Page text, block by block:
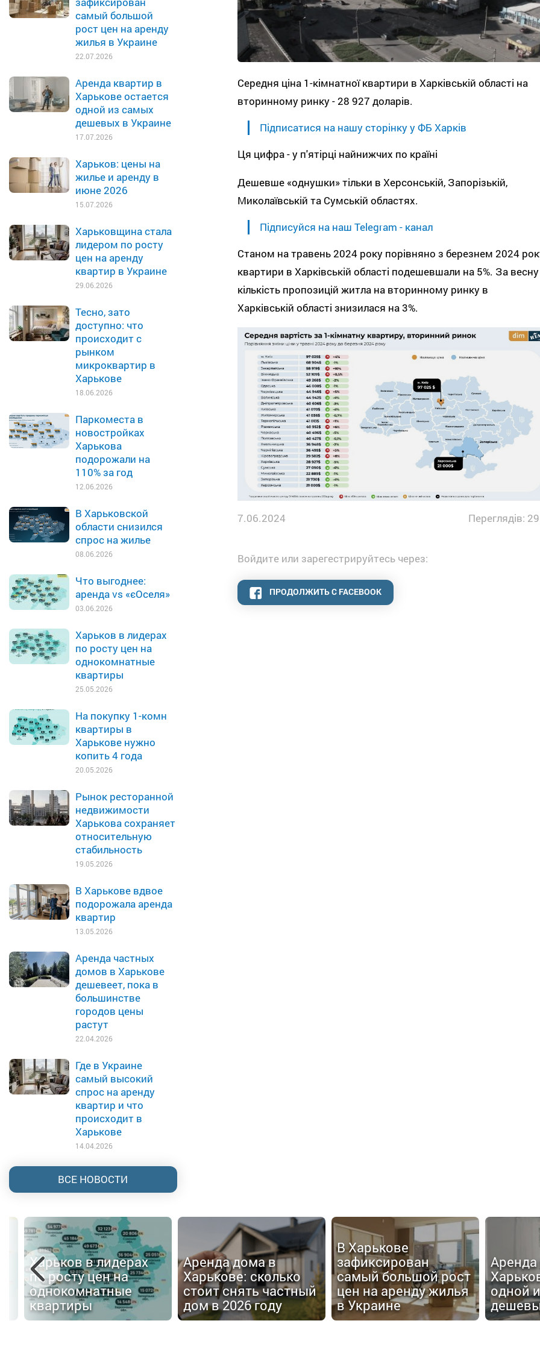
самый большой
рост цен на аренду
жилья в Украине
22.07.2026
Аренда квартир в
Харькове остается
одной из самых
дешевых в Украине
17.07.2026
Харьков: цены на
жилье и аренду в
июне 2026
15.07.2026
Харьковщина стала
лидером по росту
цен на аренду
квартир в Украине
29.06.2026
Тесно, зато
доступно: что
происходит с
рынком
микроквартир в
Харькове
18.06.2026
Паркоместа в
новостройках
Харькова
подорожали на
110% за год
12.06.2026
В Харьковской
области снизился
спрос на жилье
08.06.2026
Что выгоднее:
аренда vs «єОселя»
03.06.2026
Харьков в лидерах
по росту цен на
однокомнатные
квартиры
25.05.2026
На покупку 1-комн
квартиры в
Харькове нужно
копить 4 года
20.05.2026
Рынок ресторанной
недвижимости
Харькова сохраняет
относительную
стабильность
19.05.2026
В Харькове вдвое
подорожала аренда
квартир
13.05.2026
Аренда частных
домов в Харькове
дешевеет, пока в
большинстве
городов цены
растут
22.04.2026
Где в Украине
самый высокий
спрос на аренду
квартир и что
происходит в
Харькове
14.04.2026
ВСЕ НОВОСТИ
Середня ціна 1-кімнатної квартири в Харківській області на
вторинному ринку - 28 927 доларів.
Підписатися на нашу сторінку у ФБ Харків
Ця цифра - у п'ятірці найнижчих по країні
Дешевше «однушки» тільки в Херсонській, Запорізькій,
Миколаївській та Сумській областях.
Підписуйся на наш Telegram - канал
Станом на травень 2024 року порівняно з березнем 2024
квартири в Харківській області подешевшали на 5%. За весну
кількість пропозицій житла на вторинному ринку в
Харківській області знизилася на 3%.
7.06.2024 Переглядів:
Войдите или зарегестрируйтесь через:
ПРОДОЛЖИТЬ С FACEBOOK
Харьков в лидерах
по росту цен на
однокомнатные
квартиры
Аренда дома в
Харькове: сколько
стоит снять частный
дом в 2026 году
В Харькове
зафиксирован
самый большой рост
цен на аренду жилья
в Украине
Аренда
одной